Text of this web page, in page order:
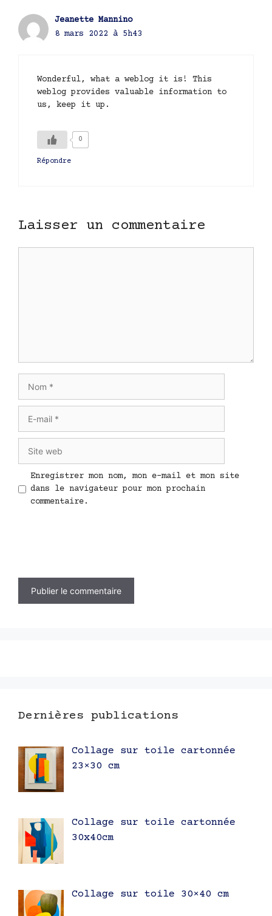
Jeanette Mannino
8 mars 2022 à 5h43
Wonderful, what a weblog it is! This
weblog provides valuable information to
us, keep it up.
0
Répondre
Laisser un commentaire
mail
web
Enregistrer mon nom, mon e-mail et mon site
dans le navigateur pour mon prochain
commentaire.
Dernières publications
Collage sur toile cartonnée
23×30 cm
Collage sur toile cartonnée
30x40cm
Collage sur toile 30×40 cm